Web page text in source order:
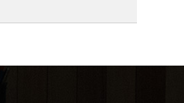
Through
is 1 : 10 (S/L)